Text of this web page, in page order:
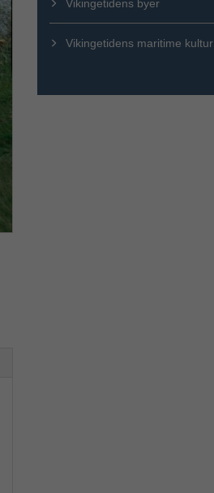
Vikingetidens byer
Vikingetidens maritime kultur